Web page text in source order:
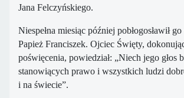
Jana Felczyńskiego.
Niespełna miesiąc później pobłogosławił
Papież Franciszek. Ojciec Święty,
poświęcenia, powiedział: „Niech jego głos
stanowiących prawo i wszystkich ludzi
i na świecie”.